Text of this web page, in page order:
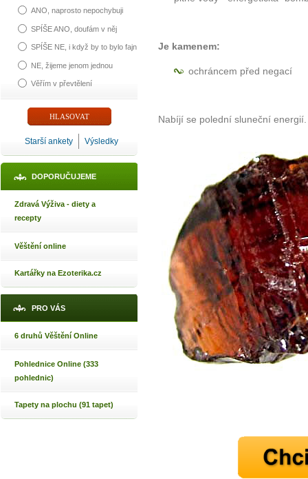
ANO, naprosto nepochybuji
SPÍŠE ANO, doufám v něj
SPÍŠE NE, i když by to bylo fajn
NE, žijeme jenom jednou
Věřím v převtělení
Starší ankety Výsledky
DOPORUČUJEME
Zdravá Výživa - diety a
recepty
Věštění online
Kartářky na Ezoterika.cz
PRO VÁS
6 druhů Věštění Online
Pohlednice Online (333
pohlednic)
Tapety na plochu (91 tapet)
Je kamenem:
ochráncem před negací
Nabíjí se polední sluneční energií.